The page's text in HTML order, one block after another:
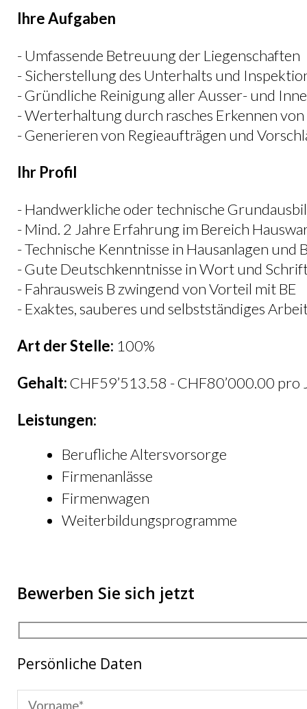
Ihre Aufgaben
- Umfassende Betreuung der Liegenschaften
- Sicherstellung des Unterhalts und
- Gründliche Reinigung aller Ausser- und
- Werterhaltung durch rasches Erkennen
- Generieren von Regieaufträgen und
Ihr Profil
- Handwerkliche oder technische
- Mind. 2 Jahre Erfahrung im Bereich
- Technische Kenntnisse in Hausanlagen
- Gute Deutschkenntnisse in Wort und
- Fahrausweis B zwingend von Vorteil mit BE
- Exaktes, sauberes und selbstständiges
Art der Stelle: 100%
Gehalt:CHF59’513.58 - CHF80’000.00 pro
Leistungen:
Berufliche Altersvorsorge
Firmenanlässe
Firmenwagen
Weiterbildungsprogramme
Bewerben Sie sich jetzt
Persönliche Daten